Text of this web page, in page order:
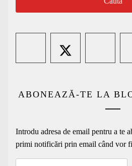
ABONEAZĂ-TE LA
Introdu adresa de email pentru a te
primi notificări prin email când vor